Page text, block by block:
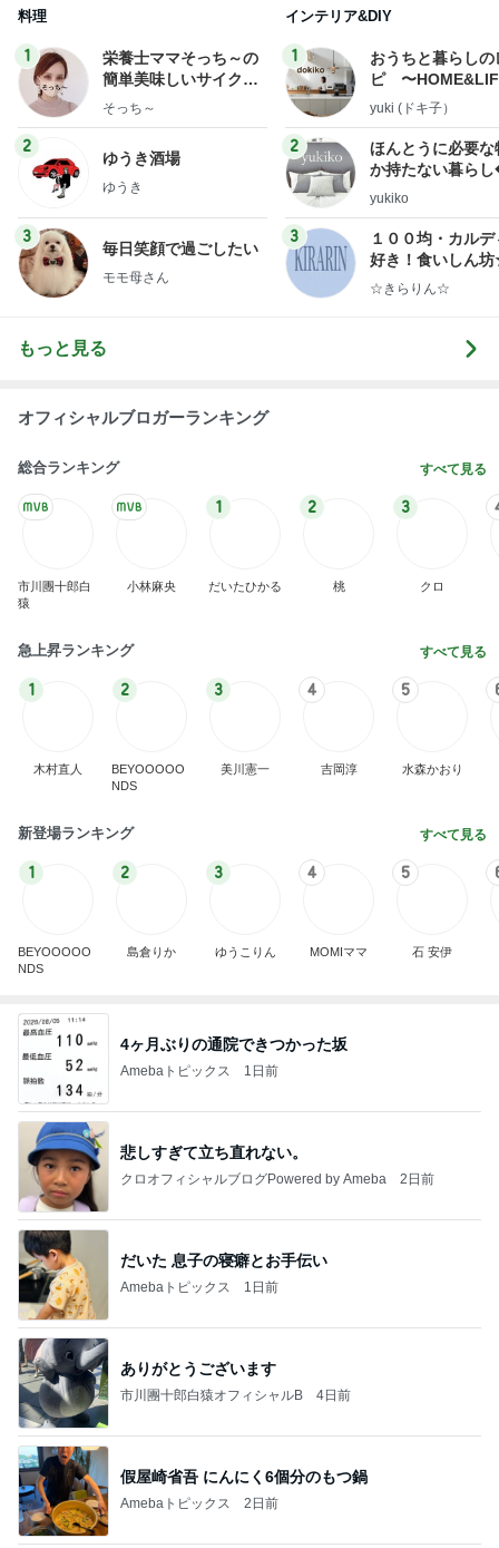
料理
1
栄養士ママそっち～の
簡単美味しいサイクル
献立
そっち～
2
ゆうき酒場
ゆうき
3
毎日笑顔で過ごしたい
モモ母さん
インテリア&DIY
1
おうちと暮らしの
ピ 〜
yuki (ドキ子）
2
ほんとうに必要な
か持たない暮ら
ep Life Simple◆
ンテリアのきろく
yukiko
3
１００均・カルデ
好き！食いしん
らりん☆のブログ
☆きらりん☆
もっと見る
オフィシャルブロガーランキング
総合ランキング すべて見る
市川團十郎白
猿
小林麻央
1
だいたひかる
2
桃
3
クロ
急上昇ランキング すべて見る
1
木村直人
2
BEYOOOOO
NDS
3
美川憲一
4
吉岡淳
5
水森かおり
新登場ランキング すべて見る
1
BEYOOOOO
NDS
2
島倉りか
3
ゆうこりん
4
MOMIママ
5
石 安伊
4ヶ月ぶりの通院できつかった坂
Amebaトピックス 1日前
悲しすぎて立ち直れない。
クロオフィシャルブログPowered by Ameba 2日前
だいた 息子の寝癖とお手伝い
Amebaトピックス 1日前
ありがとうございます
市川團十郎白猿オフィシャルB 4日前
假屋崎省吾 にんにく6個分のもつ鍋
Amebaトピックス 2日前